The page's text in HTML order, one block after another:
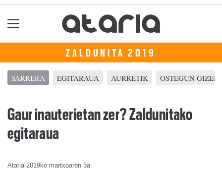
ZALDUNITA 2019
SARRERA EGITARAUA AURRETIK OSTEGUN
Gaur inauterietan zer? Zaldunitako
egitaraua
Ataria 2019ko martxoaren 3a